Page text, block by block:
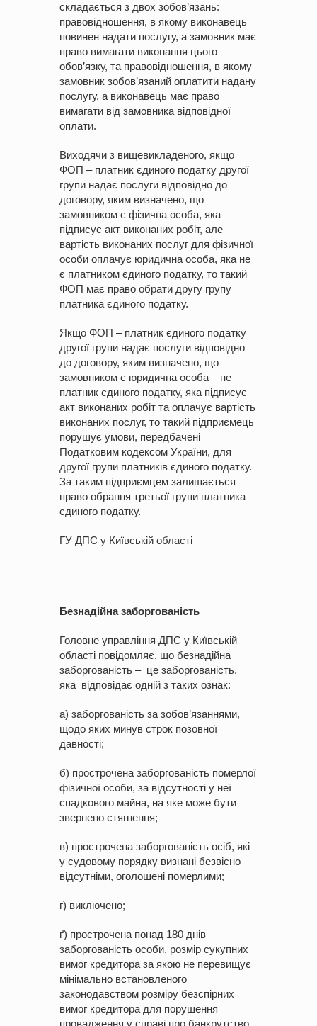
складається з двох зобов’язань:
правовідношення, в якому виконавець
повинен надати послугу, а замовник має
право вимагати виконання цього
обов’язку, та правовідношення, в якому
замовник зобов’язаний оплатити надану
послугу, а виконавець має право
вимагати від замовника відповідної
оплати.
Виходячи з вищевикладеного, якщо
ФОП – платник єдиного податку другої
групи надає послуги відповідно до
договору, яким визначено, що
замовником є фізична особа, яка
підписує акт виконаних робіт, але
вартість виконаних послуг для фізичної
особи оплачує юридична особа, яка не
є платником єдиного податку, то такий
ФОП має право обрати другу групу
платника єдиного податку.
Якщо ФОП – платник єдиного податку
другої групи надає послуги відповідно
до договору, яким визначено, що
замовником є юридична особа – не
платник єдиного податку, яка підписує
акт виконаних робіт та оплачує вартість
виконаних послуг, то такий підприємець
порушує умови, передбачені
Податковим кодексом України, для
другої групи платників єдиного податку.
За таким підприємцем залишається
право обрання третьої групи платника
єдиного податку.
ГУ ДПС у Київській області
Безнадійна заборгованість
Головне управління ДПС у Київській
області повідомляє, що безнадійна
заборгованість – це заборгованість,
яка відповідає одній з таких ознак:
а) заборгованість за зобов’язаннями,
щодо яких минув строк позовної
давності;
б) прострочена заборгованість померлої
фізичної особи, за відсутності у неї
спадкового майна, на яке може бути
звернено стягнення;
в) прострочена заборгованість осіб, які
у судовому порядку визнані безвісно
відсутніми, оголошені померлими;
г) виключено;
ґ) прострочена понад 180 днів
заборгованість особи, розмір сукупних
вимог кредитора за якою не перевищує
мінімально встановленого
законодавством розміру безспірних
вимог кредитора для порушення
провадження у справі про банкрутство,